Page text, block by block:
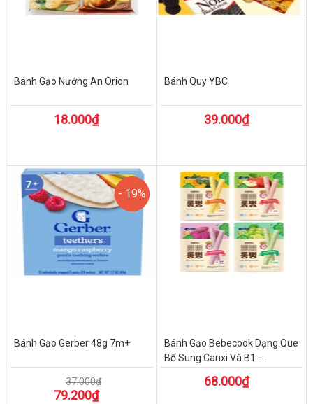
Bánh Gạo Nướng An Orion
18.000₫
Bánh Quy YBC
39.000₫
- 19%
Bánh Gạo Gerber 48g 7m+
37.000₫
79.200₫
- 19%
Bánh Gạo Bebecook Dạng Que
Bổ Sung Canxi Và B1 ...
68.000₫